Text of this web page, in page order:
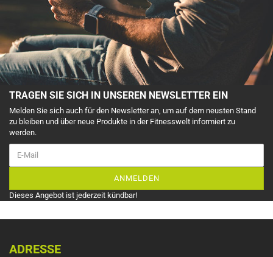
TRAGEN SIE SICH IN UNSEREN NEWSLETTER EIN
Melden Sie sich auch für den Newsletter an, um auf dem neusten Stand
zu bleiben und über neue Produkte in der Fitnesswelt informiert zu
werden.
ANMELDEN
Dieses Angebot ist jederzeit kündbar!
ADRESSE